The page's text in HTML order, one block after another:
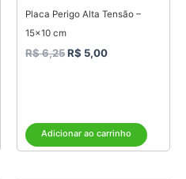
Placa Perigo Alta Tensão –
15×10 cm
R$6,25R$ 5,00
Adicionar ao carrinho